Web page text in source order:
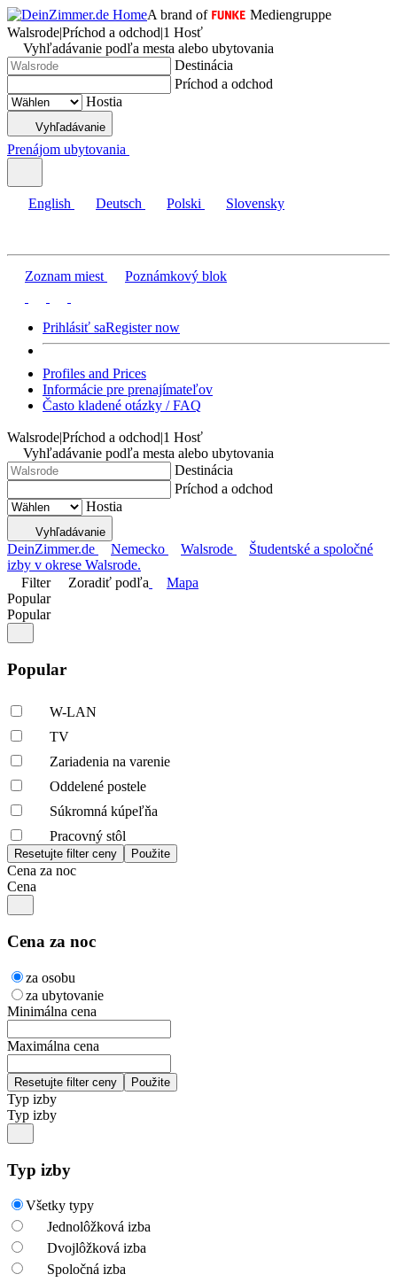
A brand of
Mediengruppe
Walsrode|Príchod a odchod|1 Hosť
Vyhľadávanie podľa mesta alebo ubytovania
Destinácia
Príchod a odchod
Hostia
Vyhľadávanie
Prenájom ubytovania
English Deutsch Polski Slovensky
Zoznam miest Poznámkový blok
Prihlásiť saRegister now
Profiles and Prices
Informácie pre prenajímateľov
Často kladené otázky / FAQ
Walsrode|Príchod a odchod|1 Hosť
Vyhľadávanie podľa mesta alebo ubytovania
Destinácia
Príchod a odchod
Hostia
Vyhľadávanie
DeinZimmer.de Nemecko Walsrode
Študentské a spoločné
izby v okrese Walsrode.
Filter
Zoradiť podľa
Mapa
Popular
Popular
Popular
W-LAN
TV
Zariadenia na varenie
Oddelené postele
Súkromná kúpeľňa
Pracovný stôl
Cena za noc
Cena
Cena za noc
za osobu
za ubytovanie
Minimálna cena
Maximálna cena
Typ izby
Typ izby
Typ izby
Všetky typy
Jednolôžková izba
Dvojlôžková izba
Spoločná izba